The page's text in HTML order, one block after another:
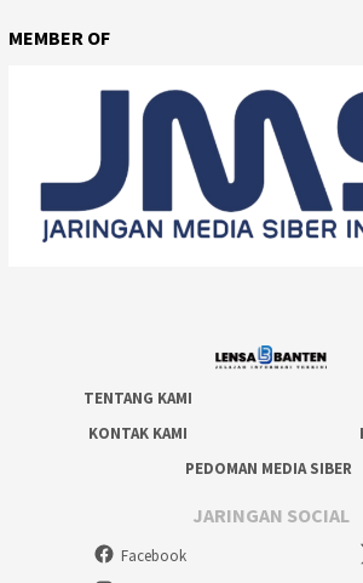
MEMBER OF
TENTANG KAMI
KONTAK KAMI
PEDOMAN MEDIA SIBER
JARINGAN SOCIAL
Facebook